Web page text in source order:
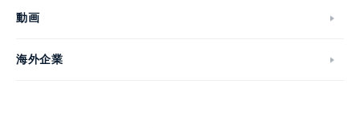
動画
海外企業